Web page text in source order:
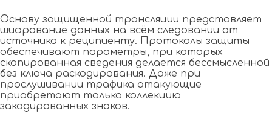
Основу защищенной трансляции представляет
шифрование данных на всём следовании от
источника к реципиенту. Протоколы защиты
обеспечивают параметры, при которых
скопированная сведения делается бессмысленной
без ключа раскодирования. Даже при
прослушивании трафика атакующие
приобретают только коллекцию
закодированных знаков.